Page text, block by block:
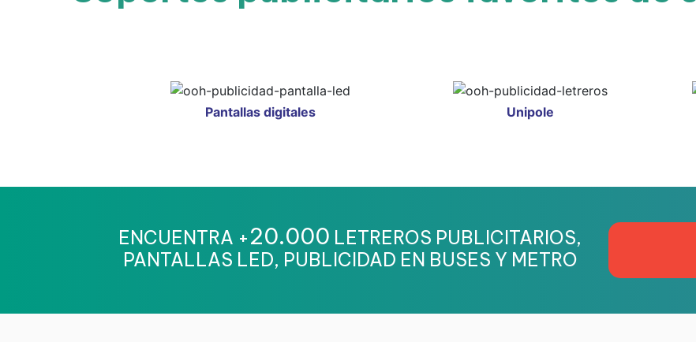
Pantallas digitales Unipole
ENCUENTRA +20.000 LETREROS PUBLICITARIOS,
PANTALLAS LED, PUBLICIDAD EN BUSES Y METRO